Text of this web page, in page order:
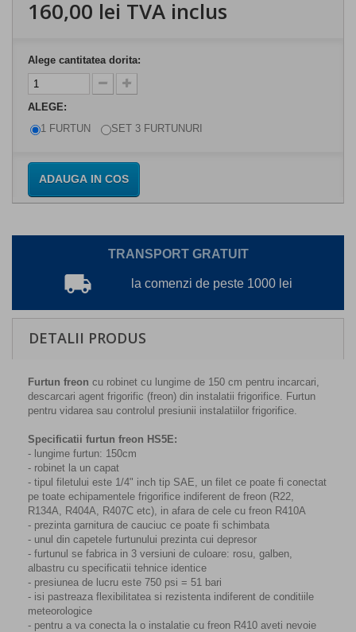
160,00 lei TVA inclus
Alege cantitatea dorita:
ALEGE:
1 FURTUN
SET 3 FURTUNURI
ADAUGA IN COS
TRANSPORT GRATUIT
local_shipping la comenzi de peste 1000 lei
DETALII PRODUS
Furtun freon cu robinet cu lungime de 150 cm pentru incarcari,
descarcari agent frigorific (freon) din instalatii frigorifice. Furtun
pentru vidarea sau controlul presiunii instalatiilor frigorifice.
Specificatii furtun freon HS5E:
- lungime furtun: 150cm
- robinet la un capat
- tipul filetului este 1/4" inch tip SAE, un filet ce poate fi conectat
pe toate echipamentele frigorifice indiferent de freon (R22,
R134A, R404A, R407C etc), in afara de cele cu freon R410A
- prezinta garnitura de cauciuc ce poate fi schimbata
- unul din capetele furtunului prezinta cui depresor
- furtunul se fabrica in 3 versiuni de culoare: rosu, galben,
albastru cu specificatii tehnice identice
- presiunea de lucru este 750 psi = 51 bari
- isi pastreaza flexibilitatea si rezistenta indiferent de conditiile
meteorologice
- pentru a va conecta la o instalatie cu freon R410 aveti nevoie